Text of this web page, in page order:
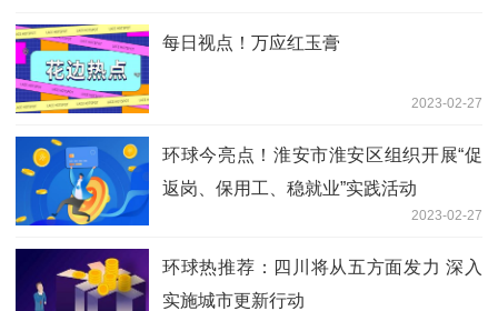
每日视点！万应红玉膏
2023-02-27
环球今亮点！淮安市淮安区组织开展“促
返岗、保用工、稳就业”实践活动
2023-02-27
环球热推荐：四川将从五方面发力 深入
实施城市更新行动